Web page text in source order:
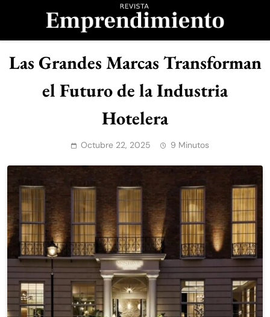
Revista
Emprendimiento
Las Grandes Marcas Transforman
el Futuro de la Industria
Hotelera
Octubre 22, 2025 9 Minutos